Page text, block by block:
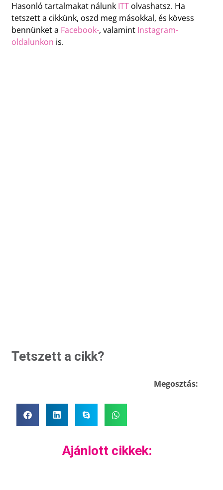
Hasonló tartalmakat nálunk ITTolvashatsz. Ha
tetszett a cikkünk, oszd meg másokkal, és kövess
bennünket a Facebook-, valamint Instagram-
oldalunkon is.
Tetszett a cikk?
Megosztás:
Ajánlott cikkek: